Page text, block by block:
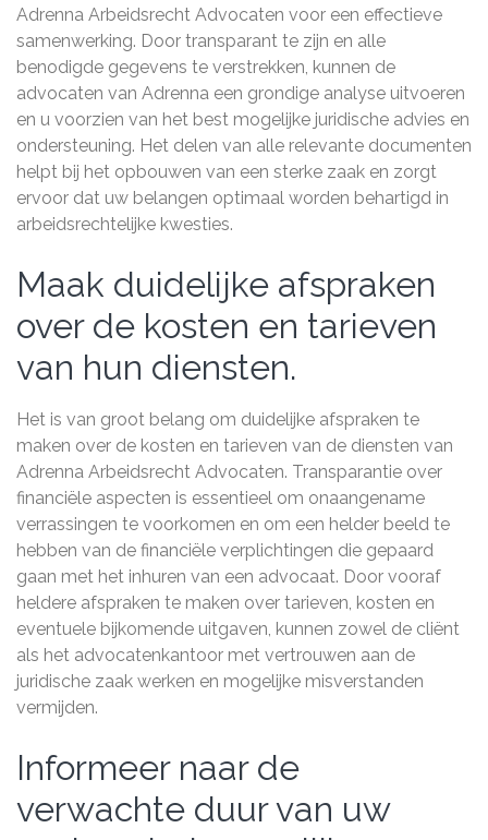
Adrenna Arbeidsrecht Advocaten voor een effectieve
samenwerking. Door transparant te zijn en alle
benodigde gegevens te verstrekken, kunnen de
advocaten van Adrenna een grondige analyse uitvoeren
en u voorzien van het best mogelijke juridische advies en
ondersteuning. Het delen van alle relevante documenten
helpt bij het opbouwen van een sterke zaak en zorgt
ervoor dat uw belangen optimaal worden behartigd in
arbeidsrechtelijke kwesties.
Maak duidelijke afspraken
over de kosten en tarieven
van hun diensten.
Het is van groot belang om duidelijke afspraken te
maken over de kosten en tarieven van de diensten van
Adrenna Arbeidsrecht Advocaten. Transparantie over
financiële aspecten is essentieel om onaangename
verrassingen te voorkomen en om een helder beeld te
hebben van de financiële verplichtingen die gepaard
gaan met het inhuren van een advocaat. Door vooraf
heldere afspraken te maken over tarieven, kosten en
eventuele bijkomende uitgaven, kunnen zowel de cliënt
als het advocatenkantoor met vertrouwen aan de
juridische zaak werken en mogelijke misverstanden
vermijden.
Informeer naar de
verwachte duur van uw